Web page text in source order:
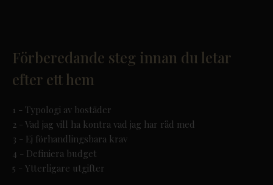
Förberedande steg innan du letar
efter ett hem
1 - Typologi av bostäder
2 - Vad jag vill ha kontra vad jag har råd med
3 - Ej förhandlingsbara krav
4 - Definiera budget
5 - Ytterligare utgifter